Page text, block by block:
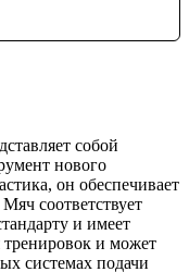
собой
нового
он обеспечивает
соответствует
и имеет
тренировок и может
системах подачи